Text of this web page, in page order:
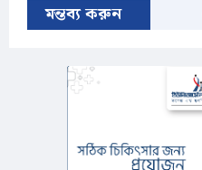
মন্তব্য করুন